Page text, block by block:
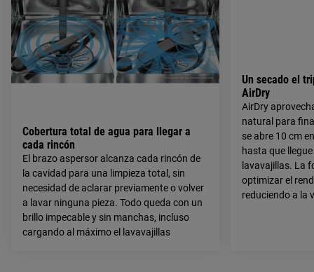
Cobertura total de agua para llegar a
cada rincón
El brazo aspersor alcanza cada rincón de
la cavidad para una limpieza total, sin
necesidad de aclarar previamente o volver
a lavar ninguna pieza. Todo queda con un
brillo impecable y sin manchas, incluso
cargando al máximo el lavavajillas
Un secado el
AirDry
AirDry
natural para
se abre 10 cm
hasta que
lavavajillas. La
optimizar el
reduciendo a la